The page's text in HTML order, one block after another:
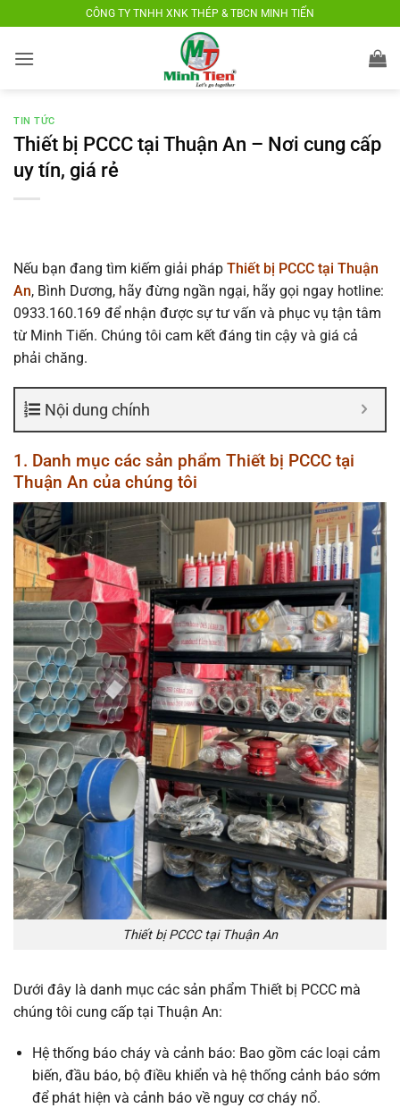
nội
CÔNG TY TNHH XNK THÉP & TBCN MINH TIẾN
TIN TỨC
Thiết bị PCCC tại Thuận An – Nơi cung cấp
uy tín, giá rẻ
Nếu bạn đang tìm kiếm giải pháp Thiết bị PCCC tại Thuận
An, Bình Dương, hãy đừng ngần ngại, hãy gọi ngay hotline:
0933.160.169 để nhận được sự tư vấn và phục vụ tận tâm
từ Minh Tiến. Chúng tôi cam kết đáng tin cậy và giá cả
phải chăng.
Nội dung chính
1. Danh mục các sản phẩm Thiết bị PCCC tại
Thuận An của chúng tôi
Thiết bị PCCC tại Thuận An
Dưới đây là danh mục các sản phẩm Thiết bị PCCC mà
chúng tôi cung cấp tại Thuận An:
Hệ thống báo cháy và cảnh báo: Bao gồm các loại cảm
biến, đầu báo, bộ điều khiển và hệ thống cảnh báo sớm
để phát hiện và cảnh báo về nguy cơ cháy nổ.